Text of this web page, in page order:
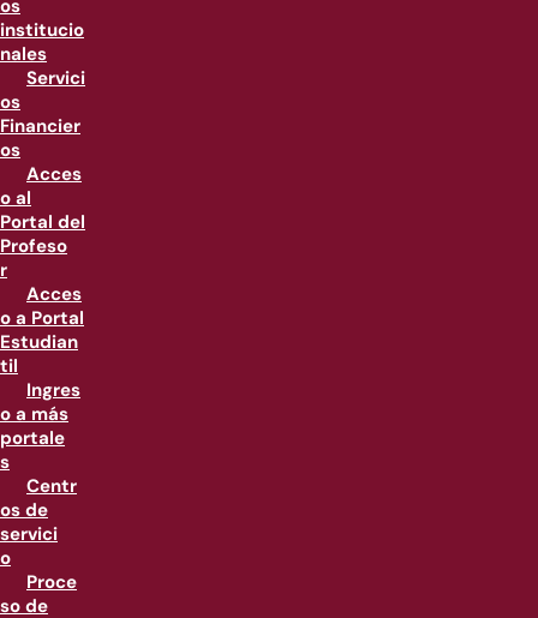
os
institucio
nales
Servici
os
Financier
os
Acces
o al
Portal del
Profeso
r
Acces
o a Portal
Estudian
til
Ingres
o a más
portale
s
Centr
os de
servici
o
Proce
so de